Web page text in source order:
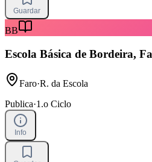
Guardar
BB
Escola Básica de Bordeira,
Faro·R. da Escola
Publica·1.o Ciclo
Info